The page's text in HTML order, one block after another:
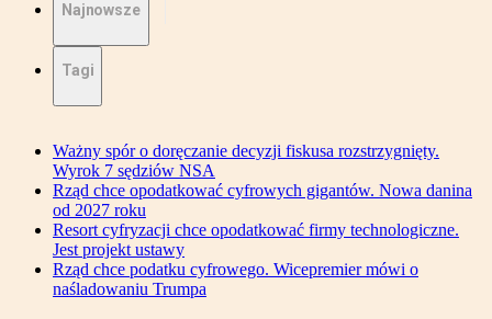
Najnowsze
Tagi
Ważny spór o doręczanie decyzji fiskusa rozstrzygnięty.
Wyrok 7 sędziów NSA
Rząd chce opodatkować cyfrowych gigantów. Nowa danina
od 2027 roku
Resort cyfryzacji chce opodatkować firmy technologiczne.
Jest projekt ustawy
Rząd chce podatku cyfrowego. Wicepremier mówi o
naśladowaniu Trumpa